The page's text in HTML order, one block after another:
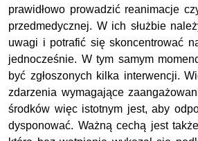
prawidłowo prowadzić reanimacje
przedmedycznej. W ich służbie
uwagi i potrafić się skoncentrować
jednocześnie. W tym samym
być zgłoszonych kilka interwencji.
zdarzenia wymagające
środków więc istotnym jest, aby
dysponować. Ważną cechą jest